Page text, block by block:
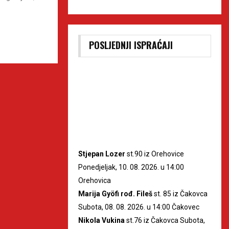
POSLJEDNJI ISPRAĆAJI
Stjepan Lozer st.90 iz Orehovice
Ponedjeljak, 10. 08. 2026. u 14:00
Orehovica
Marija Gyöfi rođ. Filešst. 85 iz Čakovca
Subota, 08. 08. 2026. u 14:00 Čakovec
Nikola Vukina st.76 iz Čakovca Subota,